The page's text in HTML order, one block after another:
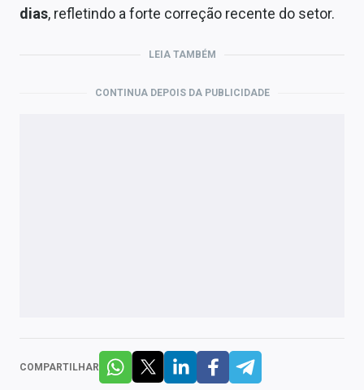
dias, refletindo a forte correção recente do setor.
LEIA TAMBÉM
CONTINUA DEPOIS DA PUBLICIDADE
COMPARTILHAR